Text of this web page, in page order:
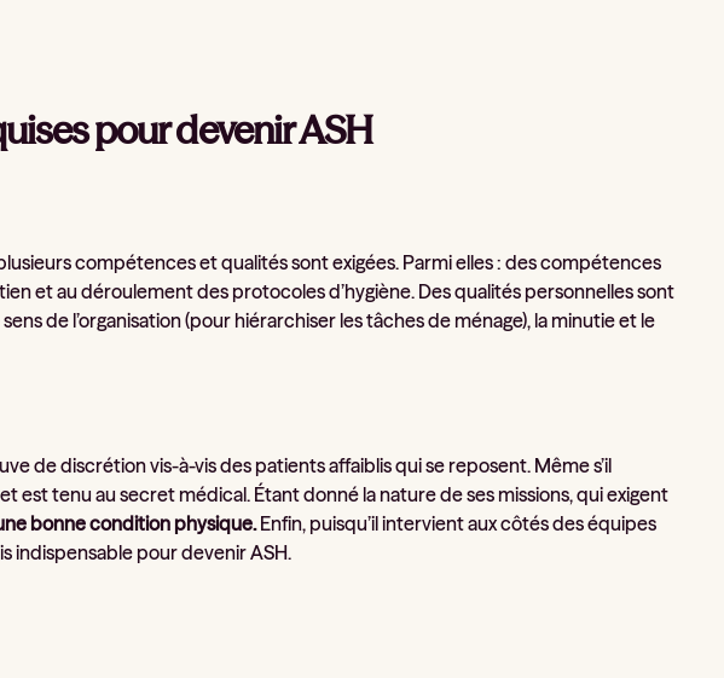
pour devenir ASH
compétences et qualités sont exigées. Parmi elles : des compétences
et au déroulement des protocoles d’hygiène. Des qualités personnelles sont
de l’organisation (pour hiérarchiser les tâches de ménage), la minutie et le
de discrétion vis-à-vis des patients affaiblis qui se reposent. Même s’il
est tenu au secret médical. Étant donné la nature de ses missions, qui exigent
bonne condition physique.Enfin, puisqu’il intervient aux côtés des équipes
indispensable pour devenir ASH.